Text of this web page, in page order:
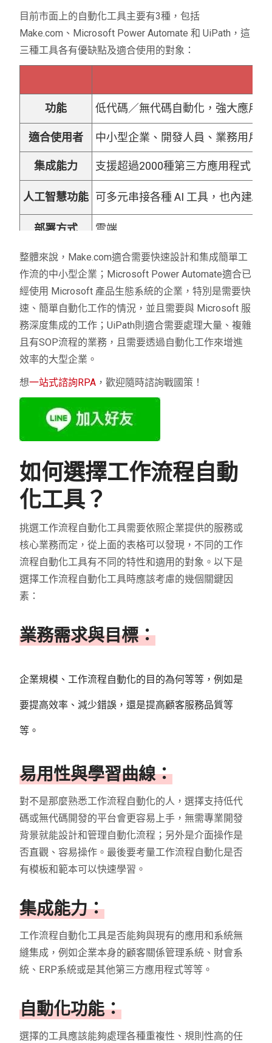
生產與供應鏈 自動更新庫存、訂單生成、
教育培訓 課程分配、成績管理、培訓
製造業 優化生產計劃、商品品質檢
目前市面上的自動化工具主要有3種，包括
Make.com、Microsoft Power Automate 和 UiPath，這
三種工具各有優缺點及適合使用的對象：
功能 低代碼／無代碼自動化，強大應用
適合使用者 中小型企業、開發人員、業務用戶
集成能力 支援超過2000種第三方應用程式（
人工智慧功能 可多元串接各種 AI 工具，也內建AI
部署方式 雲端
價格 有免費層，適合中小型企業
優勢 高度靈活，支援多種應用程式，介
劣勢 缺乏內建 AI 功能，對於複雜流程可
整體來說，Make.com適合需要快速設計和集成簡單工
作流的中小型企業；Microsoft Power Automate適合已
經使用 Microsoft 產品生態系統的企業，特別是需要快
速、簡單自動化工作的情況，並且需要與 Microsoft 服
務深度集成的工作；UiPath則適合需要處理大量、複雜
且有SOP流程的業務，且需要透過自動化工作來增進
效率的大型企業。
想一站式諮詢RPA ，歡迎隨時諮詢戰國策！
如何選擇工作流程自動
化工具？
挑選工作流程自動化工具需要依照企業提供的服務或
核心業務而定，從上面的表格可以發現，不同的工作
流程自動化工具有不同的特性和適用的對象。以下是
選擇工作流程自動化工具時應該考慮的幾個關鍵因
素：
業務需求與目標：
企業規模、工作流程自動化的目的為何等等，例如是
要提高效率、減少錯誤，還是提高顧客服務品質等
等。
易用性與學習曲線：
對不是那麼熟悉工作流程自動化的人，選擇支持低代
碼或無代碼開發的平台會更容易上手，無需專業開發
背景就能設計和管理自動化流程；另外是介面操作是
否直觀、容易操作。最後要考量工作流程自動化是否
有模板和範本可以快速學習。
集成能力：
工作流程自動化工具是否能夠與現有的應用和系統無
縫集成，例如企業本身的顧客關係管理系統、財會系
統、ERP系統或是其他第三方應用程式等等。
自動化功能：
選擇的工具應該能夠處理各種重複性、規則性高的任